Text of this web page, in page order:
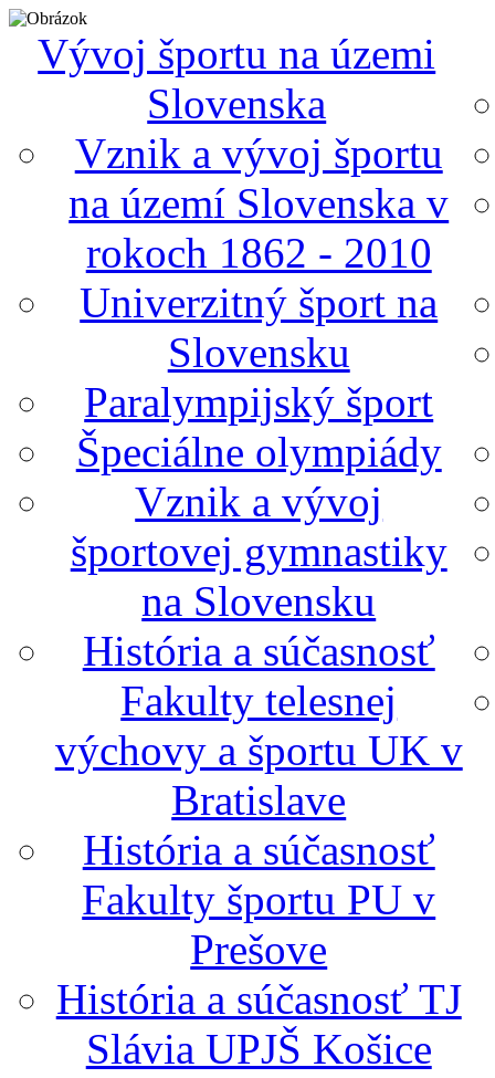
Vývoj športu na územi
Slovenska
Vznik a vývoj športu
na území Slovenska v
rokoch 1862 - 2010
Univerzitný šport na
Slovensku
Paralympijský šport
Špeciálne olympiády
Vznik a vývoj
športovej gymnastiky
na Slovensku
História a súčasnosť
Fakulty telesnej
výchovy a športu UK v
Bratislave
História a súčasnosť
Fakulty športu PU v
Prešove
História a súčasnosť TJ
Slávia UPJŠ Košice